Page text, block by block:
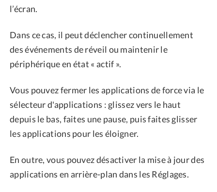
l’écran.
Dans ce cas, il peut déclencher continuellement
des événements de réveil ou maintenir le
périphérique en état « actif ».
Vous pouvez fermer les applications de force via le
sélecteur d'applications : glissez vers le haut
depuis le bas, faites une pause, puis faites glisser
les applications pour les éloigner.
En outre, vous pouvez désactiver la mise à jour des
applications en arrière-plan dans les Réglages.